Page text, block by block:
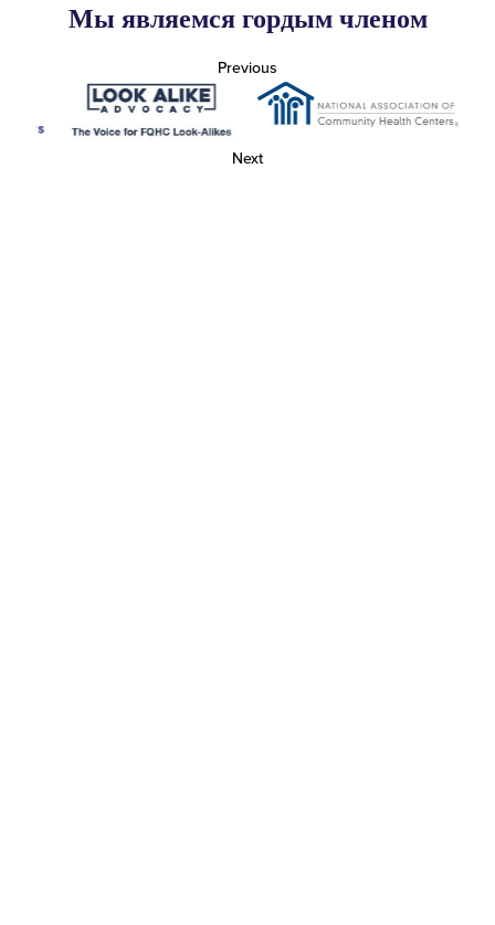
Мы являемся гордым членом
Previous
Next